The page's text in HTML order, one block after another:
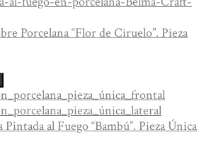
Porcelana “Flor de Ciruelo”. Pieza
al Fuego “Bambú”. Pieza Única